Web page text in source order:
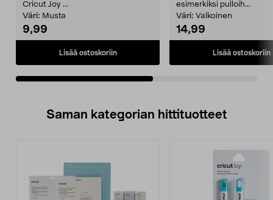
Cricut Joy ...
Väri: Musta
9,99
Lisää ostoskoriin
esimerkiksi pulloih...
Väri: Valkoinen
14,99
Lisää ostoskoriin
Saman kategorian hittituotteet